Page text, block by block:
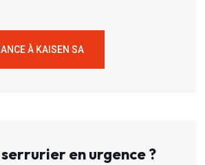
À KAISEN SA
en urgence ?